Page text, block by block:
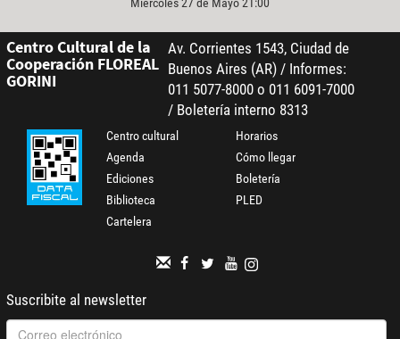
Miércoles 27 de Mayo 21:00
Centro Cultural de la
Cooperación FLOREAL
GORINI
Av. Corrientes 1543, Ciudad de
Buenos Aires (AR) / Informes:
011 5077-8000 o 011 6091-7000
/ Boletería interno 8313
Centro cultural
Agenda
Ediciones
Biblioteca
Cartelera
Horarios
Cómo llegar
Boletería
PLED
Suscribite al newsletter